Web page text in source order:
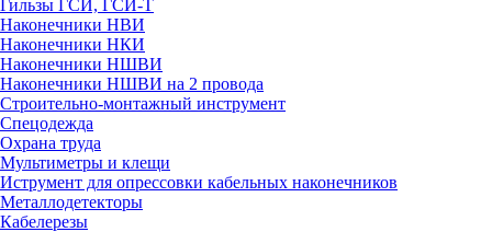
Гильзы ГСИ, ГСИ-Т
Наконечники НВИ
Наконечники НКИ
Наконечники НШВИ
Наконечники НШВИ на 2 провода
Строительно-монтажный инструмент
Спецодежда
Охрана труда
Мультиметры и клещи
Иструмент для опрессовки кабельных наконечников
Металлодетекторы
Кабелерезы